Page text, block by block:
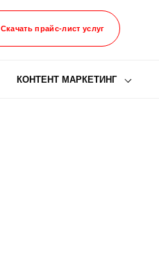
Скачать прайс-лист услуг
КОНТЕНТ МАРКЕТИНГ